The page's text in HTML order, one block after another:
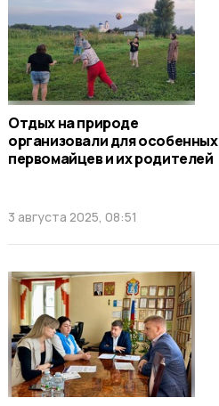
Отдых на природе
организовали для особенных
первомайцев и их родителей
3 августа 2025, 08:51